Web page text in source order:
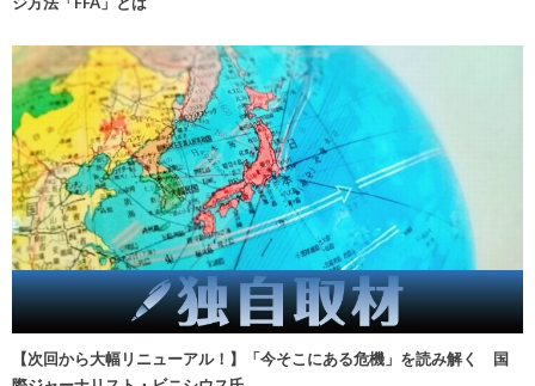
【次回から大幅リニューアル！】「今そこにある危機」を読み解く 国